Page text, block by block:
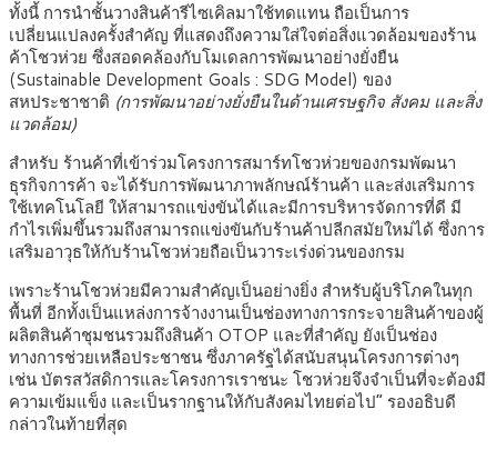
ทั้งนี้ การนำชั้นวางสินค้ารีไซเคิลมาใช้ทดแทน ถือเป็นการ
เปลี่ยนแปลงครั้งสำคัญ ที่แสดงถึงความใส่ใจต่อสิ่งแวดล้อมของร้าน
ค้าโชวห่วย ซึ่งสอดคล้องกับโมเดลการพัฒนาอย่างยั่งยืน
(Sustainable Development Goals : SDG Model) ของ
สหประชาชาติ (การพัฒนาอย่างยั่งยืนในด้านเศรษฐกิจ สังคม และสิ่ง
แวดล้อม)
สำหรับ ร้านค้าที่เข้าร่วมโครงการสมาร์ทโชวห่วยของกรมพัฒนา
ธุรกิจการค้า จะได้รับการพัฒนาภาพลักษณ์ร้านค้า และส่งเสริมการ
ใช้เทคโนโลยี ให้สามารถแข่งขันได้และมีการบริหารจัดการที่ดี มี
กำไรเพิ่มขึ้นรวมถึงสามารถแข่งขันกับร้านค้าปลีกสมัยใหม่ได้ ซึ่งการ
เสริมอาวุธให้กับร้านโชวห่วยถือเป็นวาระเร่งด่วนของกรม
เพราะร้านโชวห่วยมีความสำคัญเป็นอย่างยิ่ง สำหรับผู้บริโภคในทุก
พื้นที่ อีกทั้งเป็นแหล่งการจ้างงานเป็นช่องทางการกระจายสินค้าของผู้
ผลิตสินค้าชุมชนรวมถึงสินค้า OTOP และที่สำคัญ ยังเป็นช่อง
ทางการช่วยเหลือประชาชน ซึ่งภาครัฐได้สนับสนุนโครงการต่างๆ
เช่น บัตรสวัสดิการและโครงการเราชนะ โชวห่วยจึงจำเป็นที่จะต้องมี
ความเข้มแข็ง และเป็นรากฐานให้กับสังคมไทยต่อไป” รองอธิบดี
กล่าวในท้ายที่สุด